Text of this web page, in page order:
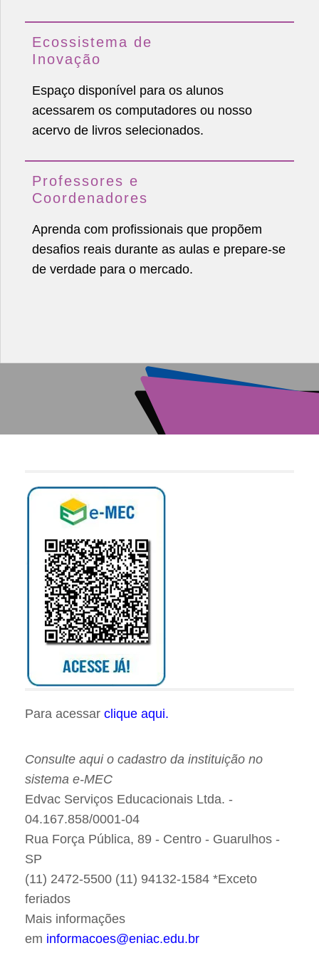
Ecossistema de
Inovação
Espaço disponível para os alunos
acessarem os computadores ou nosso
acervo de livros selecionados.
Professores e
Coordenadores
Aprenda com profissionais que propõem
desafios reais durante as aulas e prepare-se
de verdade para o mercado.
Para acessar clique aqui.
Consulte aqui o cadastro da instituição no
sistema e-MEC
Edvac Serviços Educacionais Ltda. -
04.167.858/0001-04
Rua Força Pública, 89 - Centro - Guarulhos -
SP
(11) 2472-5500 (11) 94132-1584 *Exceto
feriados
Mais informações
em informacoes@eniac.edu.br